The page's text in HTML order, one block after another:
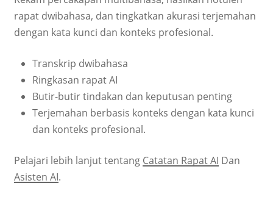
rapat dwibahasa, dan tingkatkan akurasi terjemahan
dengan kata kunci dan konteks profesional.
Transkrip dwibahasa
Ringkasan rapat AI
Butir-butir tindakan dan keputusan penting
Terjemahan berbasis konteks dengan kata kunci
dan konteks profesional.
Pelajari lebih lanjut tentang Catatan Rapat AI Dan
Asisten AI.